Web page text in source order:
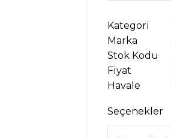
Kategori
Marka
Stok Kodu
Fiyat
Havale
Seçenekler